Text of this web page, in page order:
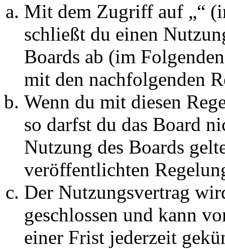
Mit dem Zugriff auf „“
schließt du einen
Boards ab (im
mit den nachfolgenden
Wenn du mit diesen
so darfst du das Board
Nutzung des Boards
veröffentlichten
Der Nutzungsvertrag
geschlossen und kann
einer Frist jederzeit